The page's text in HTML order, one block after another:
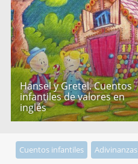
Hansel y Gretel. Cuentos
infantiles de valores en
inglés
Cuentos infantiles Adivinanzas